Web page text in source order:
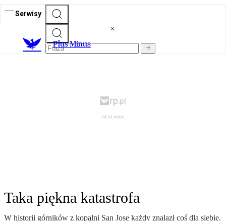
Serwisy
Plus Minus
Taka piękna katastrofa
W historii górników z kopalni San Jose każdy znalazł coś dla siebie.